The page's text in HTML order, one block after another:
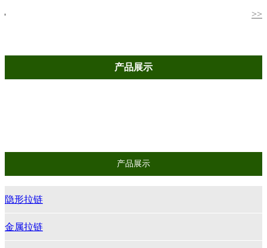
>>
产品展示
产品展示
隐形拉链
金属拉链